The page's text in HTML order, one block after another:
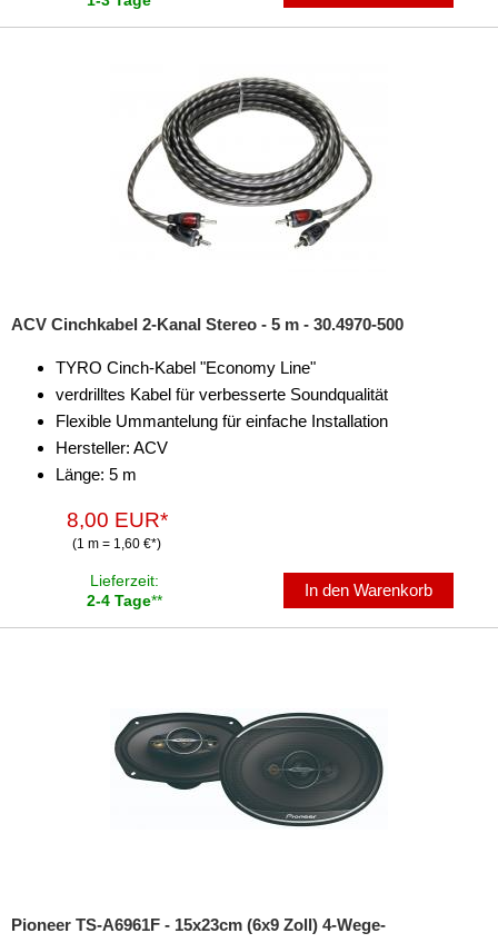
ACV Cinchkabel 2-Kanal Stereo - 5 m - 30.4970-500
TYRO Cinch-Kabel "Economy Line"
verdrilltes Kabel für verbesserte Soundqualität
Flexible Ummantelung für einfache Installation
Hersteller: ACV
Länge: 5 m
8,00 EUR*
(1 m = 1,60 €*)
Lieferzeit:
2-4 Tage**
In den Warenkorb
Pioneer TS-A6961F - 15x23cm (6x9 Zoll) 4-Wege-